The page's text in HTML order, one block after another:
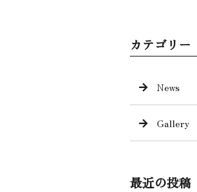
カテゴリー
News
Gallery
最近の投稿